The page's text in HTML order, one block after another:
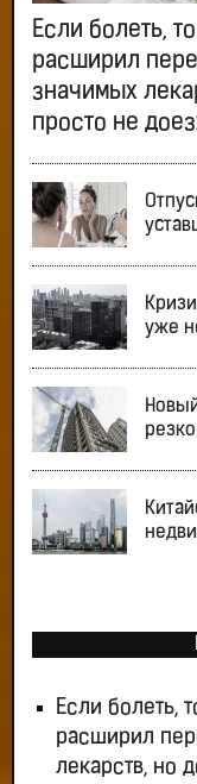
Если болеть,
расширил
значимых
просто не
уже
Если болеть,
расширил
лекарств, но